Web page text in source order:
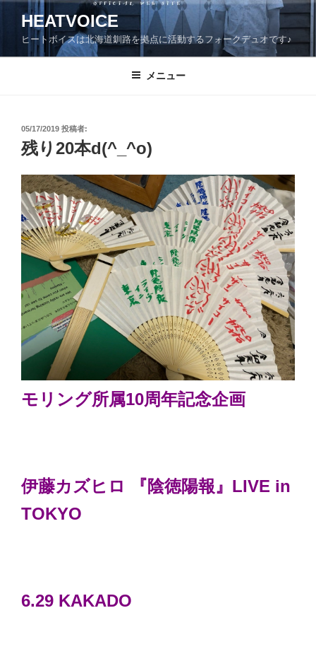
ン
HEATVOICE
ヒートボイスは北海道釧路を拠点に活動するフォークデュオです♪
メニュー
投
稿
日:
05/17/2019 投稿者:
残り20本d(^_^o)
モリング所属10周年記念企画
伊藤カズヒロ
『陰徳陽報』LIVE in
TOKYO
6.29 KAKADO